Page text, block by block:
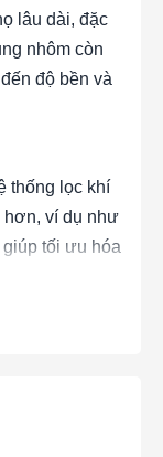
lâu dài, đặc
nhôm còn
độ bền và
thống lọc khí
hơn, ví dụ như
tối ưu hóa
hiệu quả
khí như